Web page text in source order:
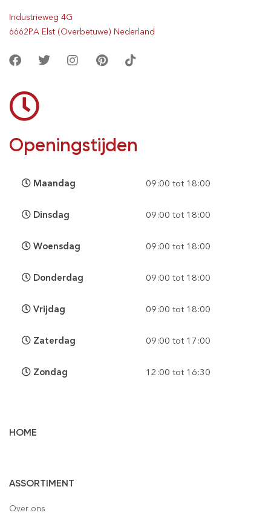
Industrieweg 4G
6662PA Elst (Overbetuwe) Nederland
HOME
ASSORTIMENT
Over ons
Openingstijden
Maandag 09:00 tot 18:00
Dinsdag 09:00 tot 18:00
Woensdag 09:00 tot 18:00
Donderdag 09:00 tot 18:00
Vrijdag 09:00 tot 18:00
Zaterdag 09:00 tot 17:00
Zondag 12:00 tot 16:30